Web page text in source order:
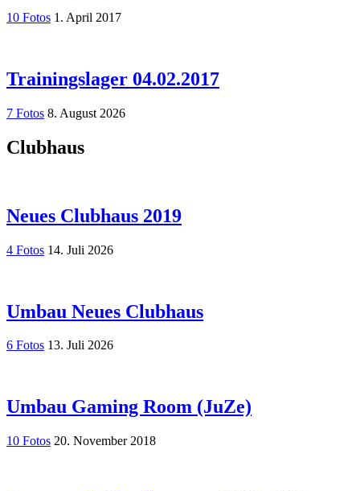
10 Fotos 1. April 2017
Trainingslager 04.02.2017
7 Fotos 8. August 2026
Clubhaus
Neues Clubhaus 2019
4 Fotos 14. Juli 2026
Umbau Neues Clubhaus
6 Fotos 13. Juli 2026
Umbau Gaming Room (JuZe)
10 Fotos 20. November 2018